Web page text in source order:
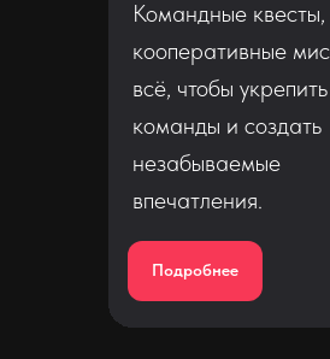
Командные квесты,
кооперативные
всё, чтобы
команды и создать
незабываемые
впечатления.
Подробнее